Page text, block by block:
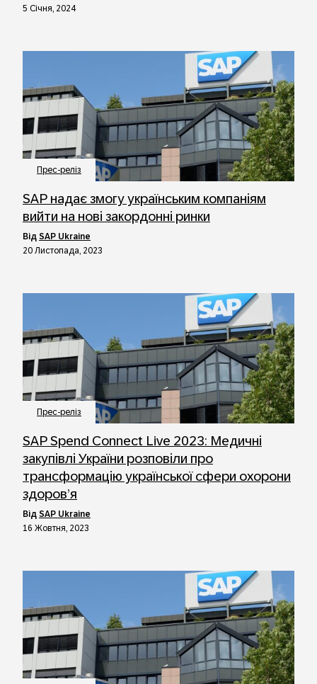
5 Січня, 2024
Прес-реліз
SAP надає змогу українським компаніям
вийти на нові закордонні ринки
від SAP Ukraine
20 Листопада, 2023
Прес-реліз
SAP Spend Connect Live 2023: Медичні
закупівлі України розповіли про
трансформацію української сфери охорони
здоров’я
від SAP Ukraine
16 Жовтня, 2023